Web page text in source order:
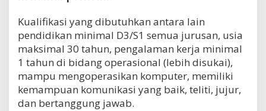
Kualifikasi yang dibutuhkan antara lain
pendidikan minimal D3/S1 semua jurusan, usia
maksimal 30 tahun, pengalaman kerja minimal
1 tahun di bidang operasional (lebih disukai),
mampu mengoperasikan komputer, memiliki
kemampuan komunikasi yang baik, teliti, jujur,
dan bertanggung jawab.